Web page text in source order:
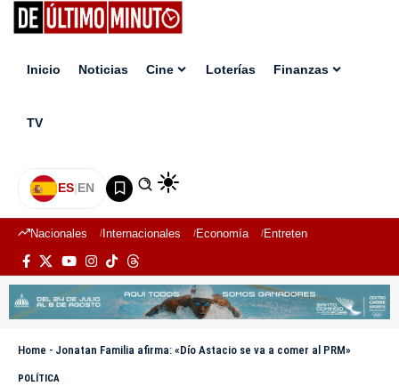
Inicio Noticias Cine Loterías Finanzas
TV
ES|EN
Nacionales Internacionales Economía Entretenimiento
Home - Jonatan Familia afirma: «Dío Astacio se va a comer al PRM»
POLÍTICA